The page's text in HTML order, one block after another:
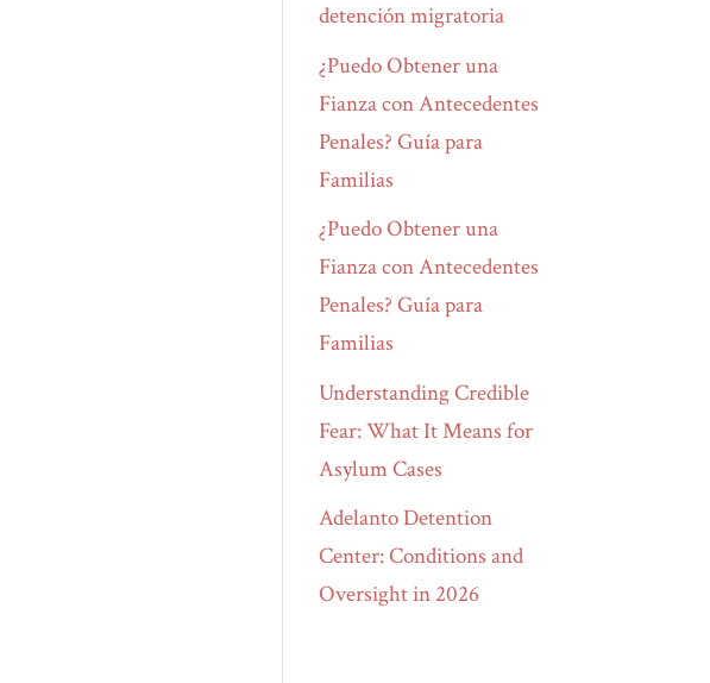
detención migratoria
¿Puedo Obtener una
Fianza con Antecedentes
Penales? Guía para
Familias
¿Puedo Obtener una
Fianza con Antecedentes
Penales? Guía para
Familias
Understanding Credible
Fear: What It Means for
Asylum Cases
Adelanto Detention
Center: Conditions and
Oversight in 2026